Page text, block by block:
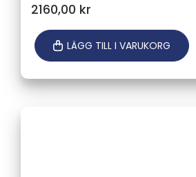
2160,00 kr
LÄGG TILL I VARUKORG